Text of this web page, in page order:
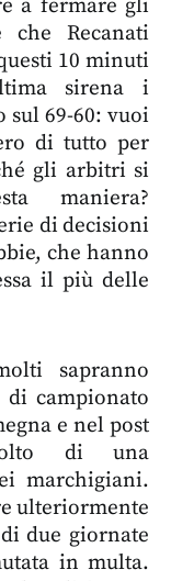
che Recanati
10 minuti
sirena i
69-60: vuoi
di tutto per
gli arbitri si
maniera?
di decisioni
che hanno
il più delle
sapranno
campionato
e nel post
di una
marchigiani.
ulteriormente
due giornate
in multa.